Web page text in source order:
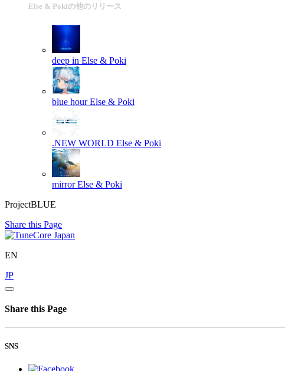
Else & Pokiの他のリリース
deep in Else & Poki
blue hour Else & Poki
.NEW WORLD Else & Poki
mirror Else & Poki
ProjectBLUE
Share this Page
EN
JP
Share this Page
SNS